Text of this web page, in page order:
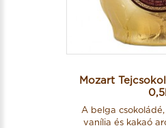
Mozart
0,5l
A belga
vanília és kakaó